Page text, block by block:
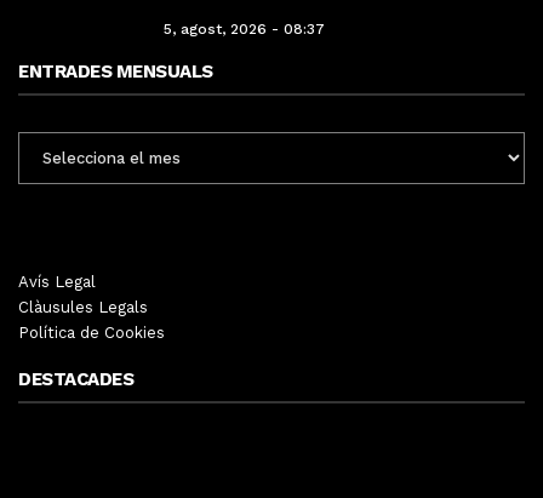
5, agost, 2026 - 08:37
ENTRADES MENSUALS
MENSUALS
Avís Legal
Clàusules Legals
Política de Cookies
DESTACADES